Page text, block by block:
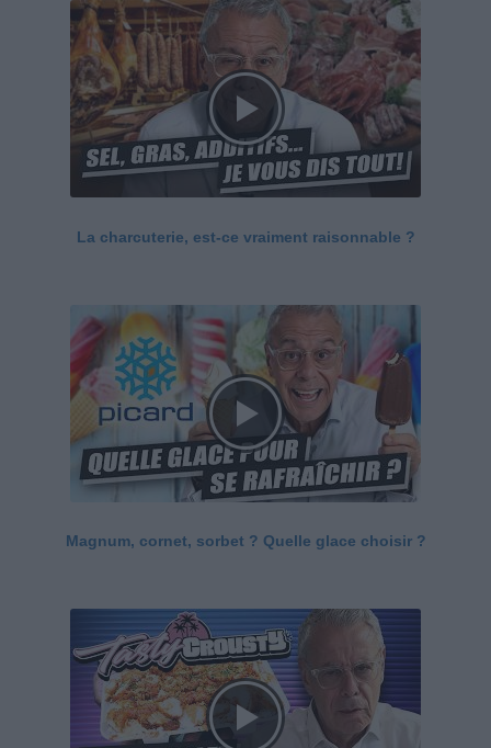
La charcuterie, est-ce vraiment raisonnable ?
Magnum, cornet, sorbet ? Quelle glace choisir ?